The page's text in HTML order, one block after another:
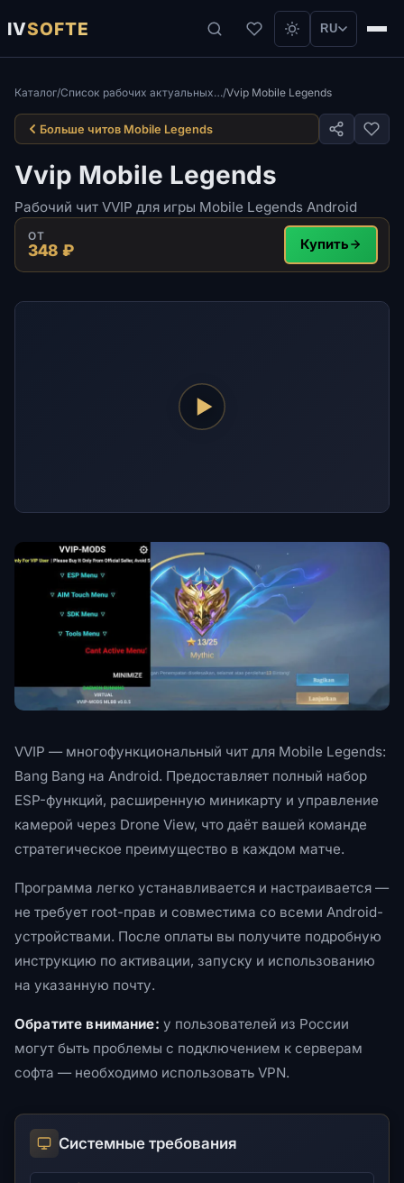
IVSOFTE RU
Каталог/ Список рабочих актуальных читов для Mobile Legends/Vvip Mobile Legends
Больше читов Mobile Legends
Vvip Mobile Legends
Рабочий чит VVIP для игры Mobile Legends Android
ОТ
348 ₽ Купить
VVIP — многофункциональный чит для Mobile Legends:
Bang Bang на Android. Предоставляет полный набор
ESP-функций, расширенную миникарту и управление
камерой через Drone View, что даёт вашей команде
стратегическое преимущество в каждом матче.
Программа легко устанавливается и настраивается —
не требует root-прав и совместима со всеми Android-
устройствами. После оплаты вы получите подробную
инструкцию по активации, запуску и использованию
на указанную почту.
Обратите внимание: у пользователей из России
могут быть проблемы с подключением к серверам
софта — необходимо использовать VPN.
Системные требования